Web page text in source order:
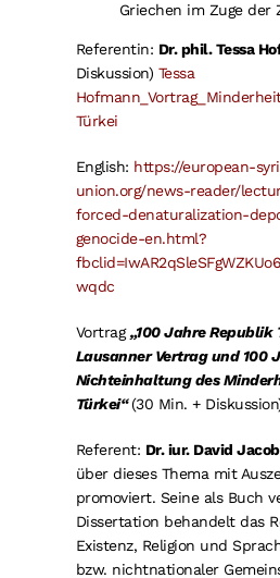
Griechen im Zuge der
Referentin: Dr. phil. Tessa
Diskussion) Tessa
Türkei
English: https://european-
union.org/news-reader/
forced-denaturalization-
genocide-en.html?
wqdc
Vortrag„100 Jahre Republik
Lausanner Vertrag und 100
Nichteinhaltung des
Türkei“(30 Min. +
Referent: Dr. iur. David Jacob
über dieses Thema mit
promoviert. Seine als Buch
Dissertation behandelt das
Existenz, Religion und
bzw. nichtnationaler